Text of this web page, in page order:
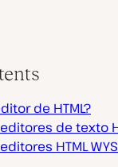
de HTML?
de texto
HTML